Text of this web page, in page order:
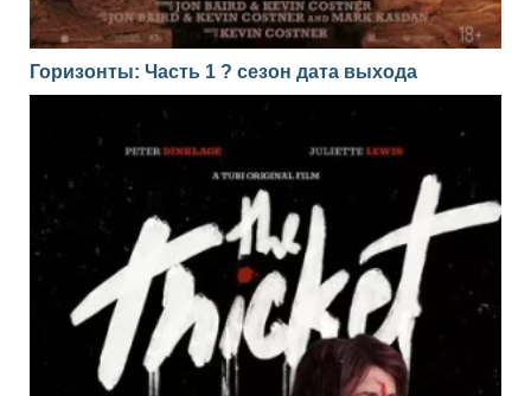
Горизонты: Часть 1 ? сезон дата выхода